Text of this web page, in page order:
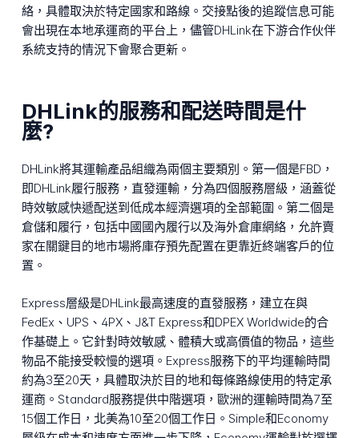
絡，具體取決於特定國家和路線。交接點後的追蹤信息可能
會出現在本地承運商的平台上，儘管DHLink在下游合作伙伴
系統支持的情況下會聚合更新。
DHLink的服務和配送時間是什
麼?
DHLink將其運輸產品組織為兩個主要類別。第一個是FBD，
即DHLink履行服務，直發運輸，分為四個服務層級，涵蓋從
時效敏感快遞配送到低成本經濟選項的全部範圍。第二個是
倉儲和履行，包括中國國內履行以及海外倉庫網絡，允許賣
家在關鍵目的地市場將庫存預先配置在更靠近終端客戶的位
置。
Express層級是DHLink最高速度的直發服務，建立在與
FedEx、UPS、4PX、J&T Express和DPEX Worldwide的合
作基礎上。它針對時效敏感、體積大或高價值的物品，這些
物品不能接受較慢的選項。Express服務下的平均運輸時間
約為3至20天，具體取決於目的地和每條路線使用的特定承
運商。Standard服務提供中階選項，歐洲的運輸時間為7至
15個工作日，北美為10至20個工作日。Simple和Economy